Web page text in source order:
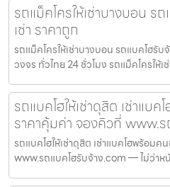
รถแม็คโครให้เช่าบางบอน ร
เช่า ราคาถูก
รถแม็คโครให้เช่าบางบอน รถแบคโฮรับ
วงจร ทั่วไทย 24 ชั่วโมง รถแม็คโครให้
รถแบคโฮให้เช่าดุสิต เช่าแบ
ราคาคุ้มค่า จองคิวที่ www.
รถแบคโฮให้เช่าดุสิต เช่าแบคโฮพร้อม
www.รถแบคโฮรับจ้าง.com — ไม่ว่าห